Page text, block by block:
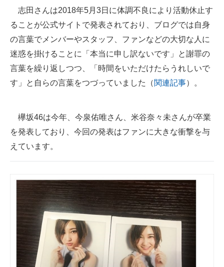
志田さんは2018年5月3日に体調不良により活動休止す
ることが公式サイトで発表されており、ブログでは自身
の言葉でメンバーやスタッフ、ファンなどの大切な人に
迷惑を掛けることに「本当に申し訳ないです」と謝罪の
言葉を繰り返しつつ、「時間をいただけたらうれしいで
す」と自らの言葉をつづっていました（関連記事）。
欅坂46は今年、今泉佑唯さん、米谷奈々未さんが卒業
を発表しており、今回の発表はファンに大きな衝撃を与
えています。